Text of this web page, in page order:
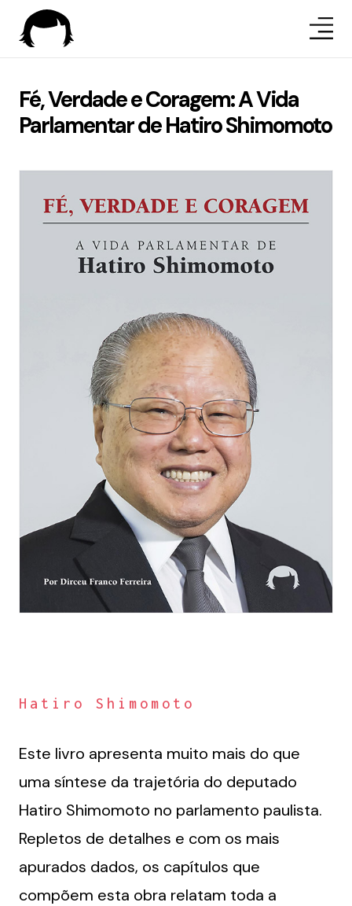
Fé, Verdade e Coragem: A Vida
Parlamentar de Hatiro Shimomoto
Hatiro Shimomoto
Este livro apresenta muito mais do que
uma síntese da trajetória do deputado
Hatiro Shimomoto no parlamento paulista.
Repletos de detalhes e com os mais
apurados dados, os capítulos que
compõem esta obra relatam toda a